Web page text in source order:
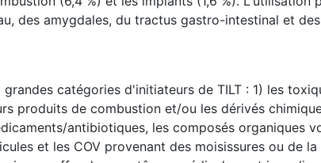
des amygdales, du tractus gastro-intestinal et
catégories d'initiateurs de TILT : 1) les
produits de combustion et/ou les dérivés
antibiotiques, les composés organiques
et les COV provenant des moisissures ou de